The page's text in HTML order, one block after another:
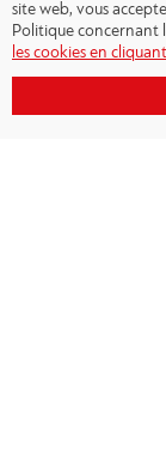
site web, vous
Politique concernant
les cookies en